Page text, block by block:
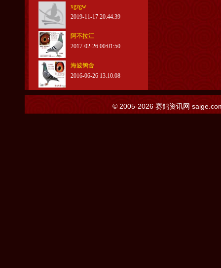
xgzgw
2019-11-17 20:44:39
阿不拉江
2017-02-26 00:01:50
海波鸽舍
2016-06-26 13:10:08
© 2005-2026 赛鸽资讯网